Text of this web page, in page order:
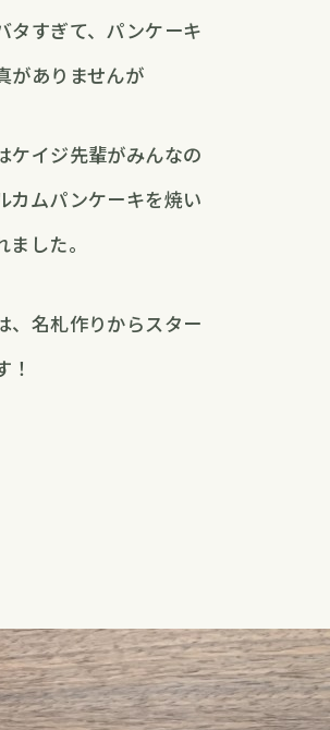
タすぎて、パンケーキ
がありませんが
ケイジ先輩がみんなの
カムパンケーキを焼い
ました。
、名札作りからスター
！